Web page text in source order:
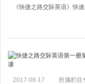
《快捷之路交际英语》快
I'd Like the Number of
A. Directory assistance.
2017-08-17 所属栏目: